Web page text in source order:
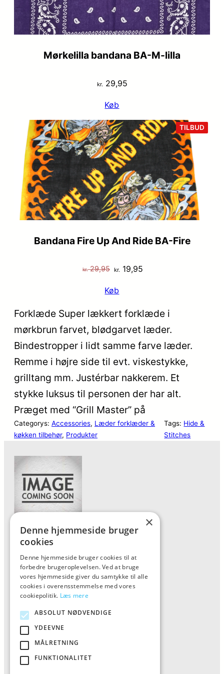
Mørkelilla bandana BA-M-lilla
kr.29,95
Køb
TILBUD
PÅ
Bandana Fire Up And Ride BA-Fire
kr.29,95 Den
pris
var:
kr. 19,95
er:
Køb
Forklæde Super lækkert forklæde i
mørkbrun farvet, blødgarvet læder.
Bindestropper i lidt samme farve læder.
Remme i højre side til evt. viskestykke,
grilltang mm. Justérbar nakkerem. Et
stykke luksus til personen der har alt.
Præget med “Grill Master” på
Categorys: Accessories, Læder forklæder &
køkken tilbehør, Produkter
Tags: Hide &
Stitches
Forside
Vis alle produkter
Kontakt
Oversigt artikler
ALFA
Tlf: 7876 8672
Mail:info@al-fa.dk
×
Denne hjemmeside bruger
cookies
Denne hjemmeside bruger cookies til at
forbedre brugeroplevelsen. Ved at bruge
vores hjemmeside giver du samtykke til alle
cookies i overensstemmelse med vores
cookiepolitik. Læs mere
ABSOLUT NØDVENDIGE
YDEEVNE
MÅLRETNING
FUNKTIONALITET